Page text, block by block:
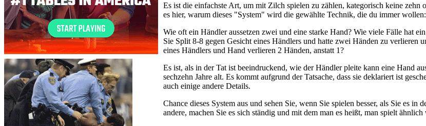
Es ist die einfachste Art, um mit Zilch spielen zu zählen, kategorisch keine
es hier, warum dieses "System" wird die gewählte Technik, die du immer wollen:
Wie oft ein Händler aussetzen zwei und eine starke Hand? Wie viele Fälle hat
Sie Split 8-8 gegen Gesicht eines Händlers und hatte zwei Händen zu
eines Händlers und Hand verlieren 2 Händen, anstatt 1?
Es ist, als in der Tat ist beeindruckend, wie der Händler pleite kann eine Hand
sechzehn Jahre alt. Es kommt aufgrund der Tatsache, dass sie deklariert ist
auch einige andere Details.
Chance dieses System aus und sehen Sie, wenn Sie spielen besser, als Sie es
andere, machen Sie es sich ständig und mit dem man es heißt, man spielt